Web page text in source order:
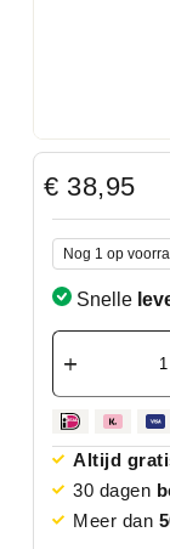
€ 38,95
Nog 1 op
Snelle
Altijd
30 dagen
Meer dan